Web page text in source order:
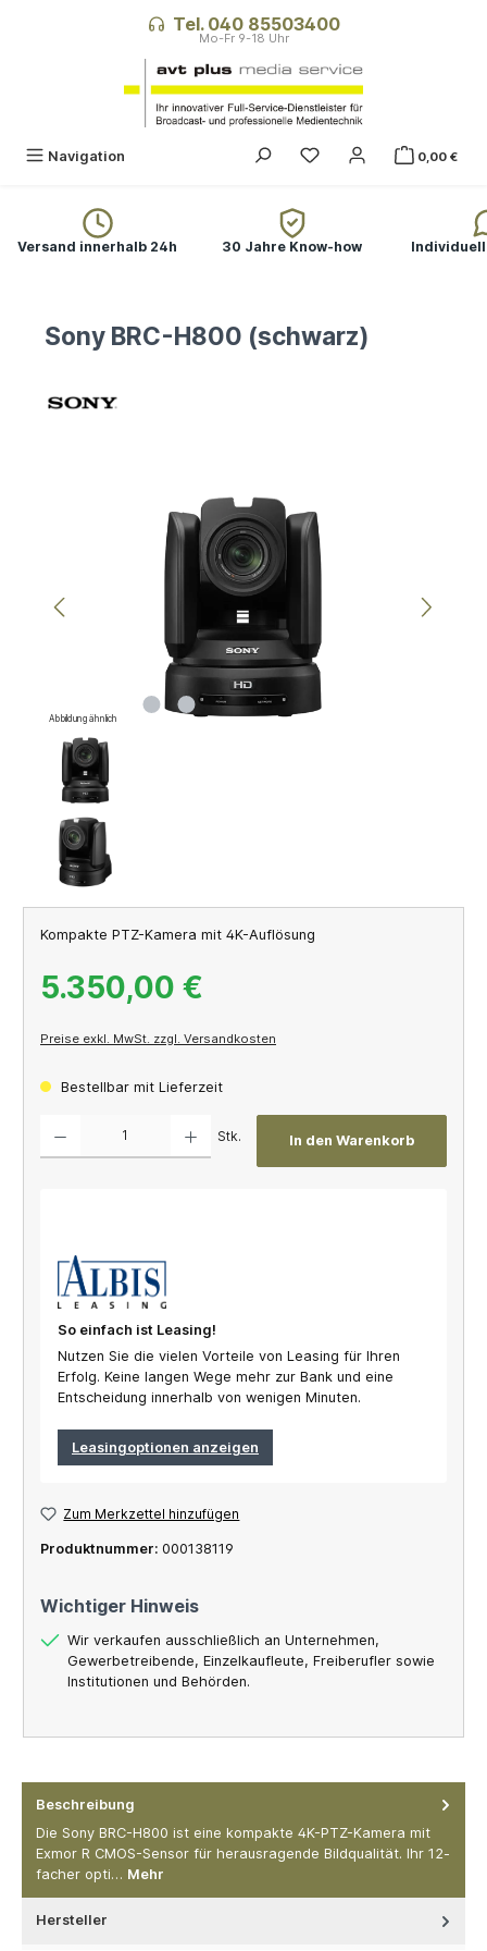
Tel. 040 85503400
Navigation 0,00 €
Versand innerhalb 24h 30 Jahre Know-how
Sony BRC-H800 (schwarz)
Bildergalerie überspringen
Abbildung ähnlich
Kompakte PTZ-Kamera mit 4K-Auflösung
5.350,00 €
Preise exkl. MwSt. zzgl. Versandkosten
Bestellbar mit Lieferzeit
Stk. In den Warenkorb
So einfach ist Leasing!
Nutzen Sie die vielen Vorteile von Leasing für Ihren
Erfolg. Keine langen Wege mehr zur Bank und eine
Entscheidung innerhalb von wenigen Minuten.
Leasingoptionen anzeigen
Zum Merkzettel hinzufügen
Produktnummer: 000138119
Wichtiger Hinweis
Wir verkaufen ausschließlich an Unternehmen,
Gewerbetreibende, Einzelkaufleute, Freiberufler sowie
Institutionen und Behörden.
Beschreibung
Die Sony BRC-H800 ist eine kompakte 4K-PTZ-Kamera mit
Exmor R CMOS-Sensor für herausragende Bildqualität. Ihr 12-
facher opti… Mehr
Hersteller